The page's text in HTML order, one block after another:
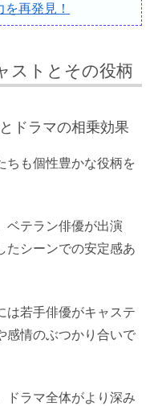
再発見！
ストとその役柄
ドラマの相乗効果
ちも個性豊かな役柄を
ベテラン俳優が出演
たシーンでの安定感あ
は若手俳優がキャステ
感情のぶつかり合いで
ドラマ全体がより深み